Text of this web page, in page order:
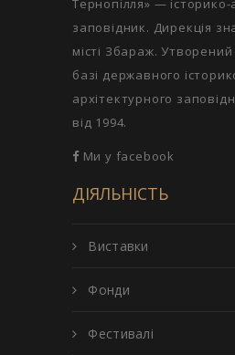
Тернопілля» — історико-
заповідник. Дирекція
місті Збараж. Утворений
базі державного
архітектурного
від 1994.
Ми у facebook
ДІЯЛЬНІСТЬ
Виставки
Фонди
Фестивалі